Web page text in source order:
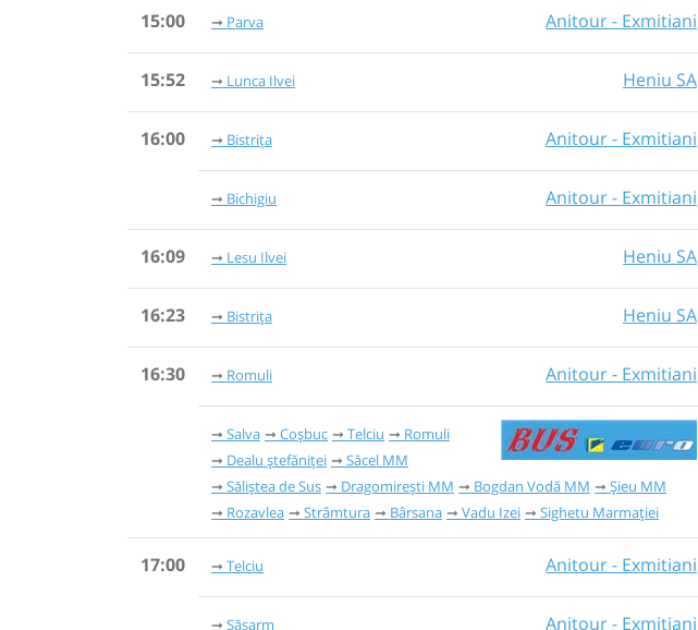
15:00 Anitour - Exmitiani
Parva
15:52 Heniu SA
Lunca Ilvei
16:00 Anitour - Exmitiani
Bistrița
Anitour - Exmitiani
Bichigiu
16:09 Heniu SA
Lesu Ilvei
16:23 Heniu SA
Bistrița
16:30 Anitour - Exmitiani
Romuli
Salva Coșbuc Telciu
Romuli
Dealu ștefăniței
Săcel MM
Săliștea de Sus
Dragomirești MM Bogdan Vodă MM
Șieu MM
Rozavlea
Strâmtura Bârsana Vadu Izei Sighetu Marmației
17:00 Anitour - Exmitiani
Telciu
Anitour - Exmitiani
Săsarm